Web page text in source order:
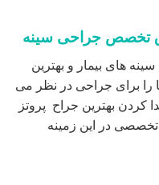
تخصص جراحی سینه
های بیمار و بهترین
را برای جراحی در نظر می
کردن بهترین جراح پروتز
تخصصی در این زمینه